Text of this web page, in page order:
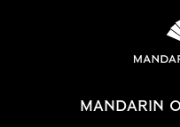
MANDARIN